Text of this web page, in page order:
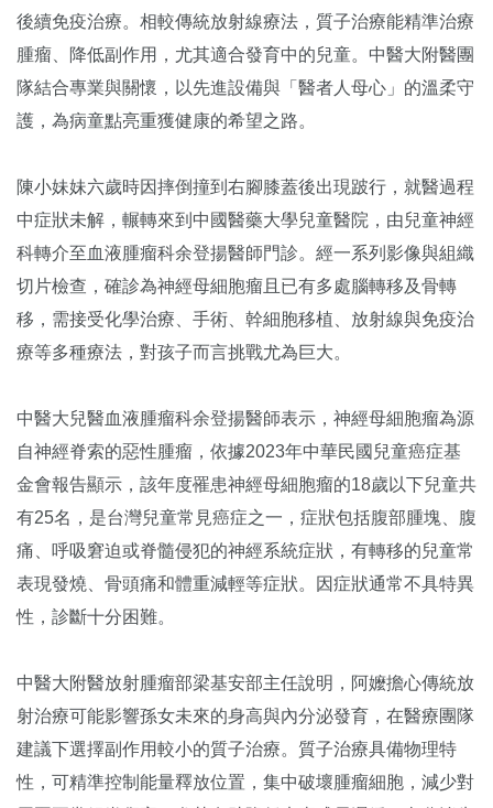
後續免疫治療。相較傳統放射線療法，質子治療能精準治療
腫瘤、降低副作用，尤其適合發育中的兒童。中醫大附醫團
隊結合專業與關懷，以先進設備與「醫者人母心」的溫柔守
護，為病童點亮重獲健康的希望之路。
陳小妹妹六歲時因摔倒撞到右腳膝蓋後出現跛行，就醫過程
中症狀未解，輾轉來到中國醫藥大學兒童醫院，由兒童神經
科轉介至血液腫瘤科余登揚醫師門診。經一系列影像與組織
切片檢查，確診為神經母細胞瘤且已有多處腦轉移及骨轉
移，需接受化學治療、手術、幹細胞移植、放射線與免疫治
療等多種療法，對孩子而言挑戰尤為巨大。
中醫大兒醫血液腫瘤科余登揚醫師表示，神經母細胞瘤為源
自神經脊索的惡性腫瘤，依據2023年中華民國兒童癌症基
金會報告顯示，該年度罹患神經母細胞瘤的18歲以下兒童共
有25名，是台灣兒童常見癌症之一，症狀包括腹部腫塊、腹
痛、呼吸窘迫或脊髓侵犯的神經系統症狀，有轉移的兒童常
表現發燒、骨頭痛和體重減輕等症狀。因症狀通常不具特異
性，診斷十分困難。
中醫大附醫放射腫瘤部梁基安部主任說明，阿嬤擔心傳統放
射治療可能影響孫女未來的身高與內分泌發育，在醫療團隊
建議下選擇副作用較小的質子治療。質子治療具備物理特
性，可精準控制能量釋放位置，集中破壞腫瘤細胞，減少對